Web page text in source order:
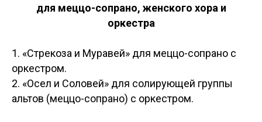
для меццо-сопрано, женского хора и
оркестра
1. «Стрекоза и Муравей» для меццо-сопрано с
оркестром.
2. «Осел и Соловей» для солирующей группы
альтов (меццо-сопрано) с оркестром.